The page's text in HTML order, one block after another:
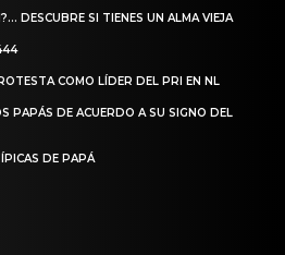
DESCUBRE SI TIENES UN ALMA VIEJA
COMO LÍDER DEL PRI EN NL
PAPÁS DE ACUERDO A SU SIGNO DEL
DE PAPÁ